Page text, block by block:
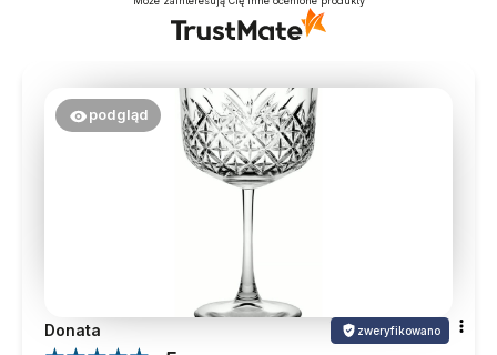
podgląd
Donata zweryfikowano